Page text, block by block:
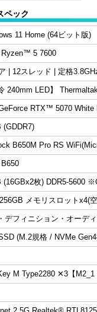
ペック
11 Home (64ビット版)
Ryzen™ 5 7600
| 12スレッド | 定格
240mm LED】
RTX™ 5070 White
(GDDR7)
B650M Pro RS
(16GBx2枚) DDR5-5600
メモリスロットx4(
デフィニション・オーデ
(M.2規格 / NVMe
M Type2280 ✕3【M2_1